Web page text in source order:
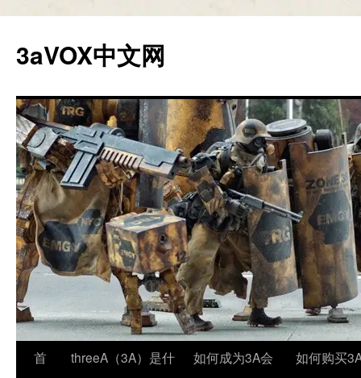
正
文
3aVOX中文网
首
threeA（3A）是什
如何成为3A会
如何购买